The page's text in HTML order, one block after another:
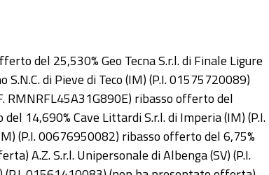
del 25,530% Geo Tecna S.r.l. di Finale Ligure
di Pieve di Teco (IM) (P.I. 01575720089)
RMNRFL45A31G890E) ribasso offerto del
14,690% Cave Littardi S.r.l. di Imperia (IM) (P.I.
(P.I. 00676950082) ribasso offerto del 6,75%
A.Z. S.r.l. Unipersonale di Albenga (SV) (P.I.